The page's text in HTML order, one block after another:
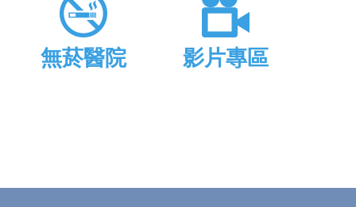
無菸醫院 影片專區